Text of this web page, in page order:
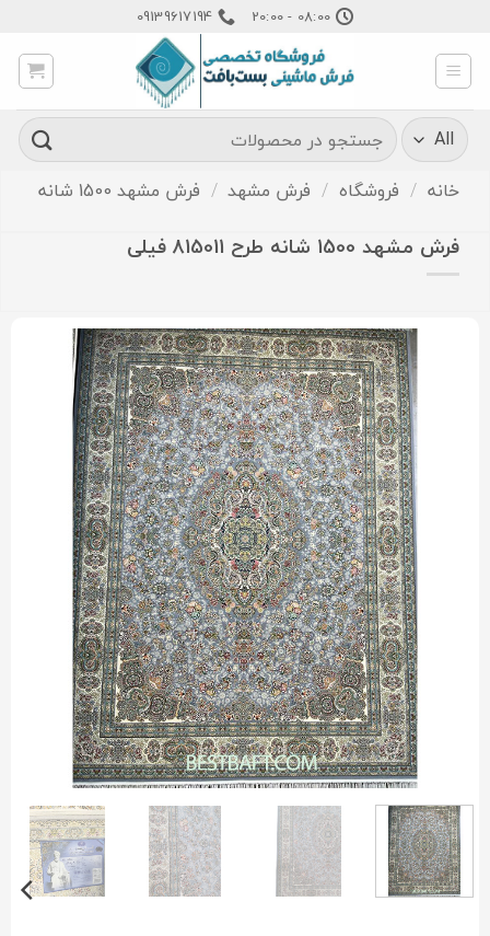
content
08:00 - 20:00
09139617194
جستجو
برای:
خانه / فروشگاه / فرش مشهد / فرش مشهد 1500 شانه
فرش مشهد 1500 شانه طرح 815011 فیلی